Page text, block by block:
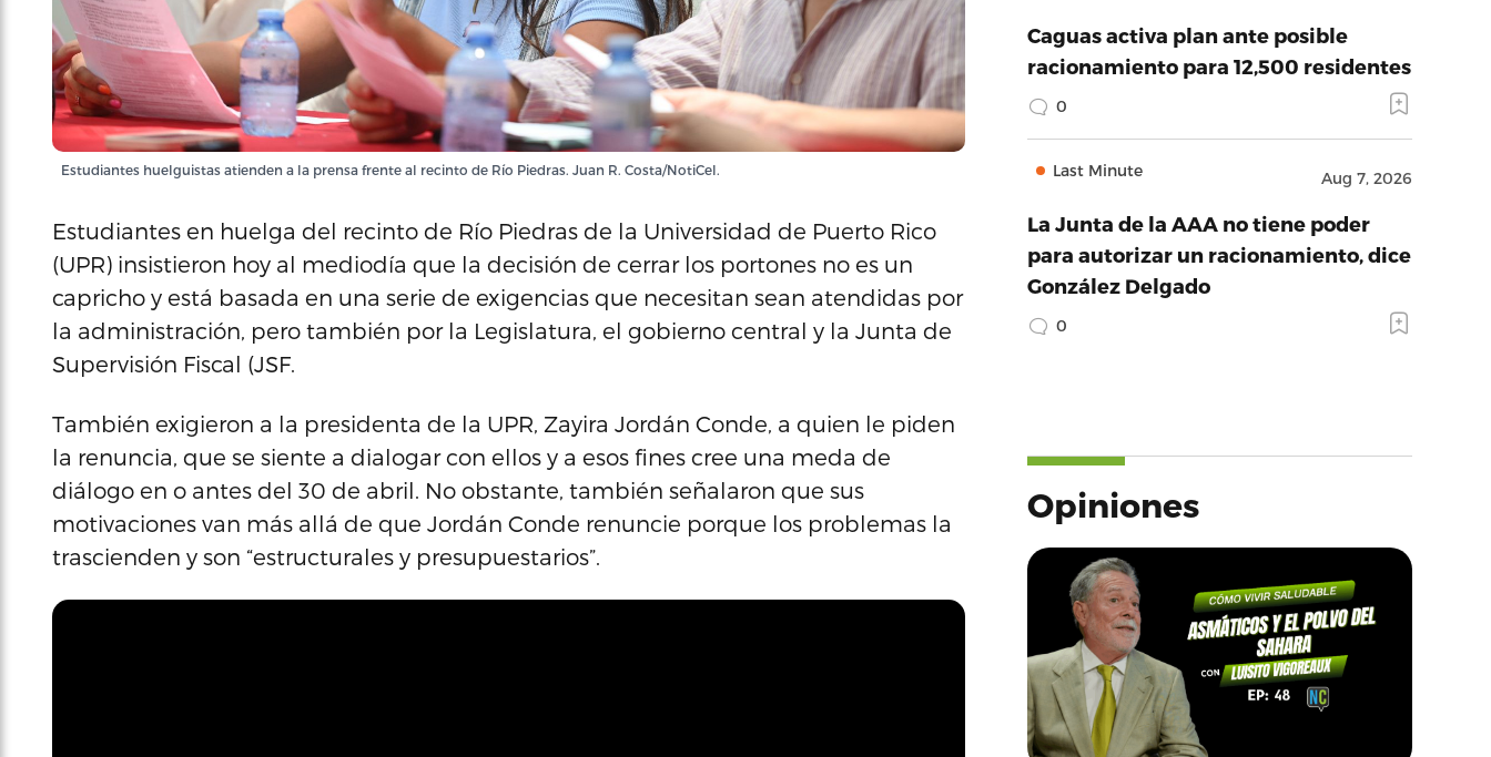
Estudiantes huelguistas atienden a la prensa frente al recinto de Río Piedras. Juan R. Costa/NotiCel.
Estudiantes en huelga del recinto de Río Piedras de la Universidad de Puerto Rico
(UPR) insistieron hoy al mediodía que la decisión de cerrar los portones no es un
capricho y está basada en una serie de exigencias que necesitan sean atendidas por
la administración, pero también por la Legislatura, el gobierno central y la Junta de
Supervisión Fiscal (JSF.
También exigieron a la presidenta de la UPR, Zayira Jordán Conde, a quien le piden
la renuncia, que se siente a dialogar con ellos y a esos fines cree una meda de
diálogo en o antes del 30 de abril. No obstante, también señalaron que sus
motivaciones van más allá de que Jordán Conde renuncie porque los problemas la
trascienden y son “estructurales y presupuestarios”.
Caguas activa plan ante posible
racionamiento para 12,500 residentes
0
Last Minute Aug 7, 2026
La Junta de la AAA no tiene poder
para autorizar un racionamiento, dice
González Delgado
0
Opiniones